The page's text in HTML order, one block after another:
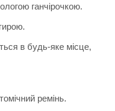
ганчірочкою.
в будь-яке місце,
ремінь.